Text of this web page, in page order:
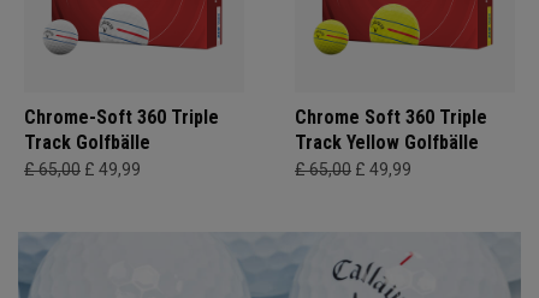
Chrome-Soft 360 Triple
Track Golfbälle
£ 65,00 £ 49,99
Chrome Soft 360 Triple
Track Yellow Golfbälle
£ 65,00 £ 49,99